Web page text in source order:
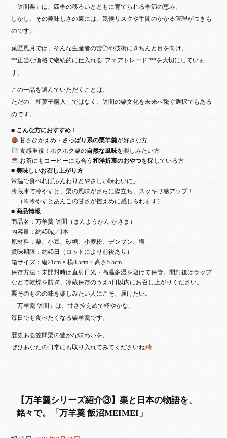
「笠間栗」は、四季の移ろいとともに育てられる季節の恵み。
しかし、その美味しさの裏には、気候リスクや手間のかかる管理がつきも
のです。
菓匠風月では、そんな生産者の苦労や技術にきちんと目を向け、
**正当な価格で継続的に仕入れる“フェアトレード”**を大切にしていま
す。
この一品を選んでいただくことは、
ただの「和菓子購入」ではなく、笠間の栗文化を未来へ繋ぐ選択でもある
のです。
■ こんな方におすすめ！
甘さひかえめ・ さっぱり系の栗羊羹が好きな方
食感重視！ホクホク栗の自然な風味を楽しみたい方
お茶にもコーヒーにも合う和洋折衷のおやつを探している方
■ 美味しいお召し上がり方
常温で食べればふんわりとやさしい味わいに。
冷蔵庫で冷やすと、栗の風味がさらに際立ち、スッキリ感アップ！
（※冷やすとあんこの甘さが控えめに感じられます）
■ 商品情報
商品名：万羊羹 笠間（まんようかん かさま）
内容量：約450g／1本
原材料：栗、小豆、砂糖、小麦粉、デンプン、塩
賞味期限：約45日（ロットにより前後あり）
箱サイズ：縦21cm × 横8.5cm × 高さ5.5cm
保存方法：未開封時は直射日光・高温多湿を避けて保管。開封後はラップ
などで乾燥を防ぎ、冷蔵保存のうえ5日以内にお召し上がりください。
栗そのものの味を楽しみたい人にこそ、届けたい。
「万羊羹 笠間」は、甘さ控えめで軽やかな、
毎日でも食べたくなる栗羊羹です。
歴史ある笠間栗の豊かな味わいを、
ぜひあなたの日常にも取り入れてみてくださいね
【万羊羹シリーズ紹介③】栗と日本の物語を、
銘々で。「万羊羹 飯沼MEIMEI」